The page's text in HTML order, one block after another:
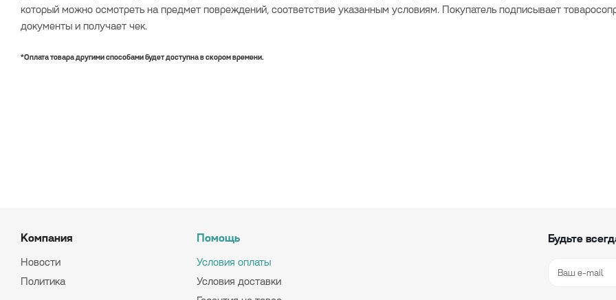
который можно осмотреть на предмет повреждений, соответствие указанным условиям. Покупатель подписывает
документы и получает чек.
*Оплата товара другими способами будет доступна в скором времени.
Компания
Новости
Политика
Помощь
Условия оплаты
Условия доставки
Будьте